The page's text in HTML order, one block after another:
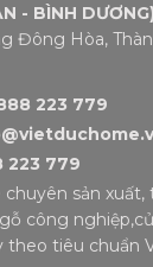
- BÌNH
Đông Hòa,
223 779
223 779
sản xuất,
công
theo tiêu chuẩn